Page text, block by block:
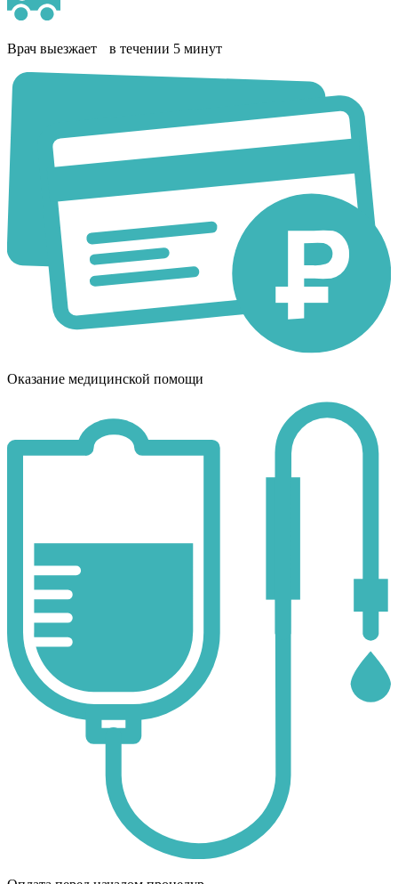
Врач выезжает в течении 5 минут
Оказание медицинской помощи